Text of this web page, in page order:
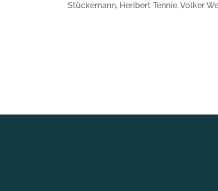
Stückemann, Heribert Tennie, Volker